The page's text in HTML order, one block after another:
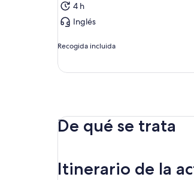
4 h
Inglés
Recogida incluida
De qué se trata
Itinerario de la